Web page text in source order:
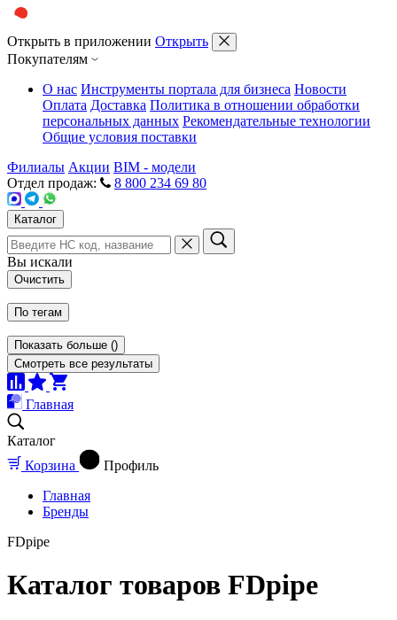
Открыть в приложении Открыть
Покупателям
О нас Инструменты портала для бизнеса Новости
Оплата Доставка Политика в отношении обработки
персональных данных Рекомендательные технологии
Общие условия поставки
Филиалы Акции BIM - модели
Отдел продаж:
8 800 234 69 80
Каталог
Вы искали
Очистить
По тегам
Показать больше ()
Смотреть все результаты
Главная
Каталог
Корзина
Профиль
Главная
Бренды
FDpipe
Каталог товаров FDpipe